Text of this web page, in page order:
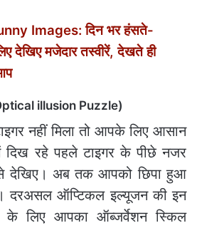
Images: दिन भर हंसते-
देखिए मजेदार तस्वीरें, देखते ही
illusion Puzzle)
नहीं मिला तो आपके लिए आसान
दिख रहे पहले टाइगर के पीछे नजर
देखिए। अब तक आपको छिपा हुआ
दरअसल ऑप्टिकल इल्यूजन की इन
के लिए आपका ऑब्जर्वेशन स्किल